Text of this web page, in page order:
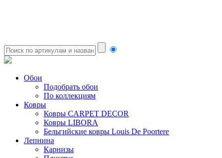
Обои
Подобрать обои
По коллекциям
Ковры
Ковры CARPET DECOR
Ковры LIBORA
Бельгийские ковры Louis De Poortere
Лепнина
Карнизы